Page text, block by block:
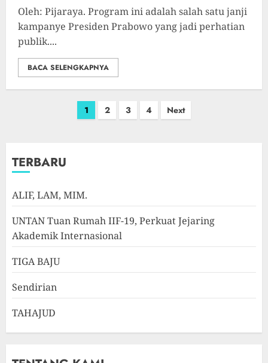
Oleh: Pijaraya. Program ini adalah salah satu janji
kampanye Presiden Prabowo yang jadi perhatian
publik....
BACA SELENGKAPNYA
1 2 3 4 Next
TERBARU
ALIF, LAM, MIM.
UNTAN Tuan Rumah IIF-19, Perkuat Jejaring
Akademik Internasional
TIGA BAJU
Sendirian
TAHAJUD